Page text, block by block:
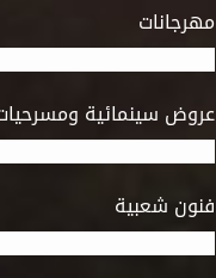
مهرجانات
عروض سينمائية
فنون شعبية